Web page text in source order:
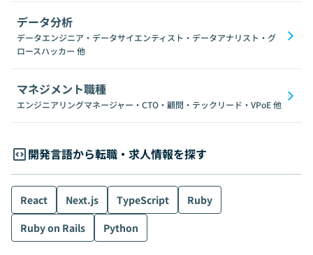
データ分析
データエンジニア・データサイエンティスト・データアナリスト・グ
ロースハッカー 他
マネジメント職種
エンジニアリングマネージャー・CTO・顧問・テックリード・VPoE他
開発言語から転職・求人情報を探す
React Next.js TypeScript
Ruby
Ruby on Rails
Python